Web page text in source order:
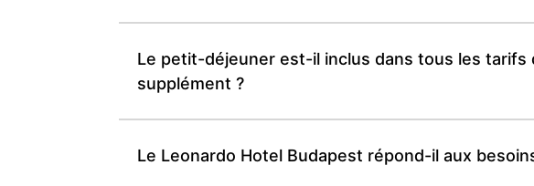
Le petit-déjeuner est-il inclus dans tous les
supplément ?
Le Leonardo Hotel Budapest répond-il aux